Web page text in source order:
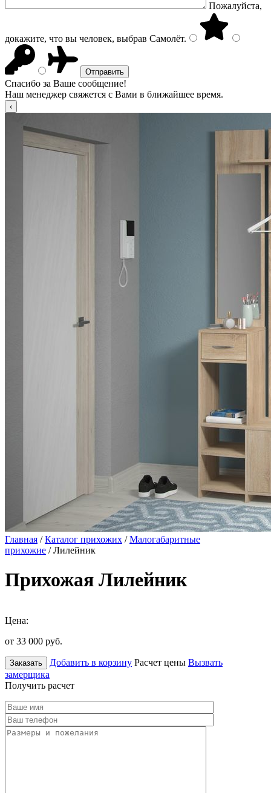
Пожалуйста,
докажите, что вы человек, выбрав Самолёт.
Спасибо за Ваше сообщение!
Наш менеджер свяжется с Вами в ближайшее время.
Главная /Каталог прихожих /Малогабаритные
прихожие / Лилейник
Прихожая Лилейник
Цена:
от 33 000 руб.
Заказать Добавить в корзину Расчет цены Вызвать
замерщика
Получить расчет